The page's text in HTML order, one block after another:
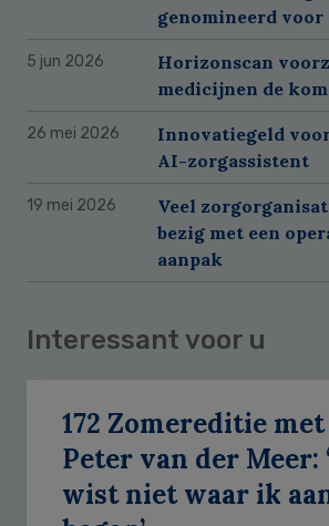
genomineerd voor
5 jun 2026
Horizonscan
medicijnen de
26 mei 2026
Innovatiegeld
AI-zorgassistent
19 mei 2026
Veel
bezig met een
aanpak
Interessant voor u
172 Zomereditie met
Peter van der Meer:
wist niet waar ik